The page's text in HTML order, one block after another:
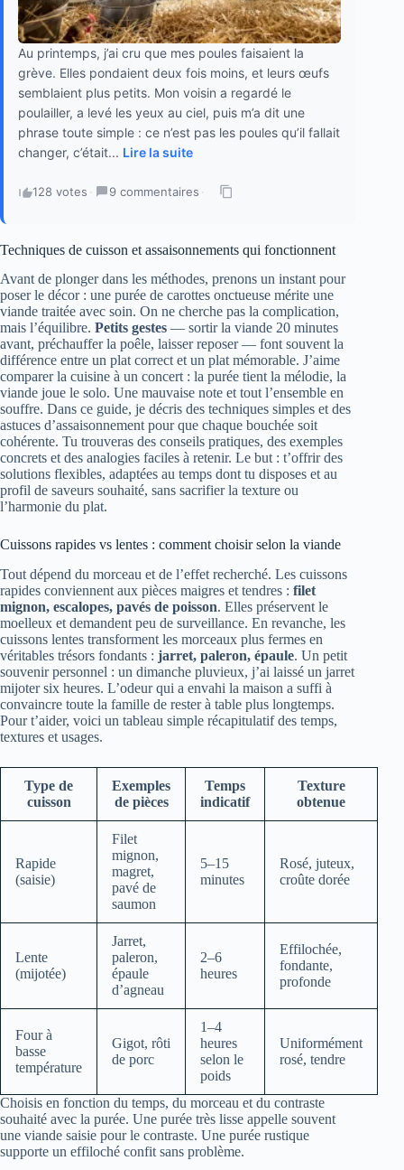
Au printemps, j’ai cru que mes poules faisaient la
grève. Elles pondaient deux fois moins, et leurs œufs
semblaient plus petits. Mon voisin a regardé le
poulailler, a levé les yeux au ciel, puis m’a dit une
phrase toute simple : ce n’est pas les poules qu’il fallait
changer, c’était... Lire la suite
128 votes · 9 commentaires ·
Techniques de cuisson et assaisonnements qui fonctionnent
Avant de plonger dans les méthodes, prenons un instant pour
poser le décor : une purée de carottes onctueuse mérite une
viande traitée avec soin. On ne cherche pas la complication,
mais l’équilibre. Petits gestes — sortir la viande 20 minutes
avant, préchauffer la poêle, laisser reposer — font souvent la
différence entre un plat correct et un plat mémorable. J’aime
comparer la cuisine à un concert : la purée tient la mélodie, la
viande joue le solo. Une mauvaise note et tout l’ensemble en
souffre. Dans ce guide, je décris des techniques simples et des
astuces d’assaisonnement pour que chaque bouchée soit
cohérente. Tu trouveras des conseils pratiques, des exemples
concrets et des analogies faciles à retenir. Le but : t’offrir des
solutions flexibles, adaptées au temps dont tu disposes et au
profil de saveurs souhaité, sans sacrifier la texture ou
l’harmonie du plat.
Cuissons rapides vs lentes : comment choisir selon la viande
Tout dépend du morceau et de l’effet recherché. Les cuissons
rapides conviennent aux pièces maigres et tendres : filet
mignon, escalopes, pavés de poisson. Elles préservent le
moelleux et demandent peu de surveillance. En revanche, les
cuissons lentes transforment les morceaux plus fermes en
véritables trésors fondants : jarret, paleron, épaule. Un petit
souvenir personnel : un dimanche pluvieux, j’ai laissé un jarret
mijoter six heures. L’odeur qui a envahi la maison a suffi à
convaincre toute la famille de rester à table plus longtemps.
Pour t’aider, voici un tableau simple récapitulatif des temps,
textures et usages.
Type de
cuisson
Exemples
de pièces
Temps
indicatif
Texture
obtenue
Rapide
(saisie)
Filet
mignon,
magret,
pavé de
saumon
5–15
minutes
Rosé, juteux,
croûte dorée
Lente
(mijotée)
Jarret,
paleron,
épaule
d’agneau
2–6
heures
Effilochée,
fondante,
profonde
Four à
basse
température
Gigot, rôti
de porc
1–4
heures
selon le
poids
Uniformément
rosé, tendre
Choisis en fonction du temps, du morceau et du contraste
souhaité avec la purée. Une purée très lisse appelle souvent
une viande saisie pour le contraste. Une purée rustique
supporte un effiloché confit sans problème.